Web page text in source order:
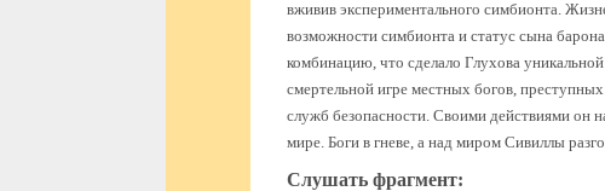
вживив экспериментального симбионта.
возможности симбионта и статус сына
комбинацию, что сделало Глухова
смертельной игре местных богов,
служб безопасности. Своими действиями он
мире. Боги в гневе, а над миром Сивиллы
Слушать фрагмент: